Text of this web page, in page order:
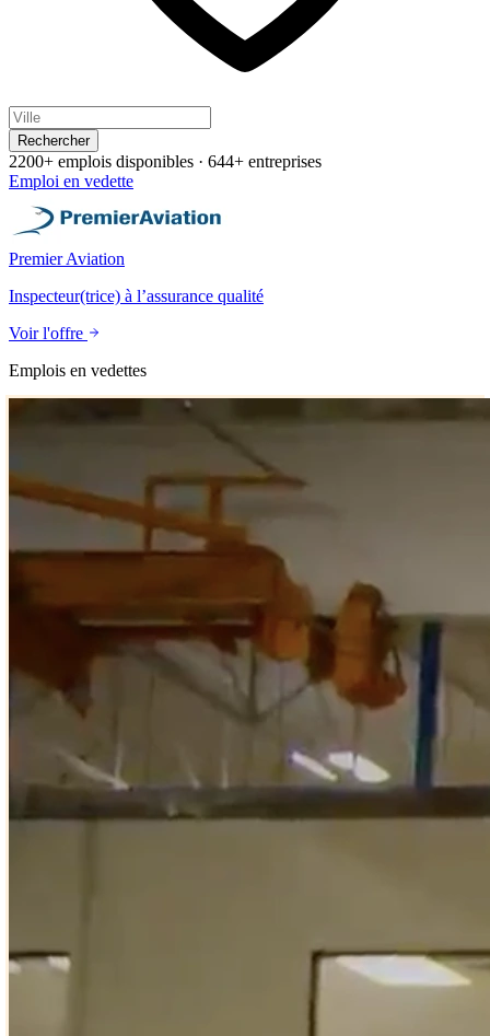
Rechercher
2200+ emplois disponibles · 644+ entreprises
Emploi en vedette
Premier Aviation
Inspecteur(trice) à l’assurance qualité
Voir l'offre
Emplois en vedettes